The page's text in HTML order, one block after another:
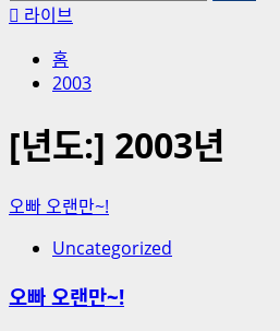
색:라이브
홈
2003
[년도:] 2003년
오빠 오랜만~!
Uncategorized
오빠 오랜만~!